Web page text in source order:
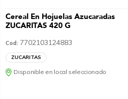
Cereal En Hojuelas Azucaradas
ZUCARITAS 420 G
Cod: 7702103124883
ZUCARITAS
Disponible en local seleccionado